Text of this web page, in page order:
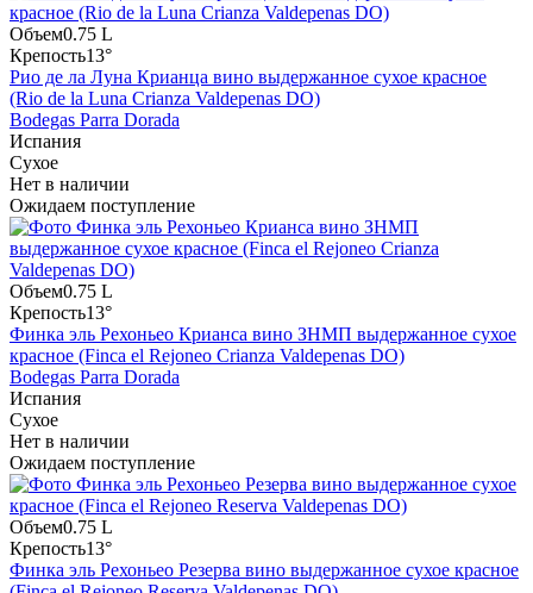
Объем0.75 L
Крепость13°
Рио де ла Луна Крианца вино выдержанное сухое красное
(Rio de la Luna Crianza Valdepenas DO)
Bodegas Parra Dorada
Испания
Сухое
Нет в наличии
Ожидаем поступление
Объем0.75 L
Крепость13°
Финка эль Рехоньео Крианса вино ЗНМП выдержанное сухое
красное (Finca el Rejoneo Crianza Valdepenas DO)
Bodegas Parra Dorada
Испания
Сухое
Нет в наличии
Ожидаем поступление
Объем0.75 L
Крепость13°
Финка эль Рехоньео Резерва вино выдержанное сухое красное